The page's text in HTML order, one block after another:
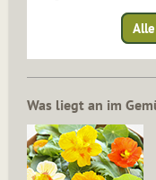
Was liegt an im